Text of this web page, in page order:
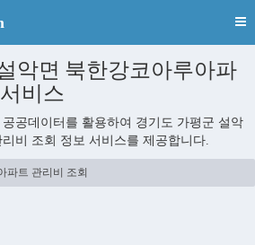
악면 북한강코아루아파
비스
공데이터를 활용하여 경기도 가평군 설악
비 조회 정보 서비스를 제공합니다.
파트 관리비 조회